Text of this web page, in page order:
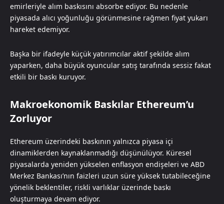
emirleriyle alım baskısını absorbe ediyor. Bu nedenle
piyasada alıcı yoğunluğu görünmesine rağmen fiyat yukarı
hareket edemiyor.
Başka bir ifadeyle küçük yatırımcılar aktif şekilde alım
yaparken, daha büyük oyuncular satış tarafında sessiz fakat
etkili bir baskı kuruyor.
Makroekonomik Baskılar Ethereum’u
Zorluyor
Ethereum üzerindeki baskının yalnızca piyasa içi
dinamiklerden kaynaklanmadığı düşünülüyor. Küresel
piyasalarda yeniden yükselen enflasyon endişeleri ve ABD
Merkez Bankası’nın faizleri uzun süre yüksek tutabileceğine
yönelik beklentiler, riskli varlıklar üzerinde baskı
oluşturmaya devam ediyor.